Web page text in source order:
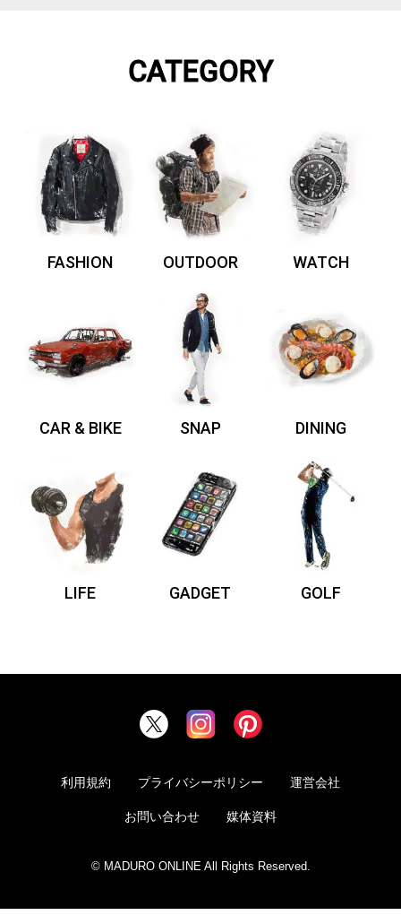
CATEGORY
FASHION OUTDOOR WATCH
CAR & BIKE SNAP DINING
LIFE GADGET GOLF
利用規約 プライバシーポリシー 運営会社
お問い合わせ 媒体資料
© MADURO ONLINE All Rights Reserved.